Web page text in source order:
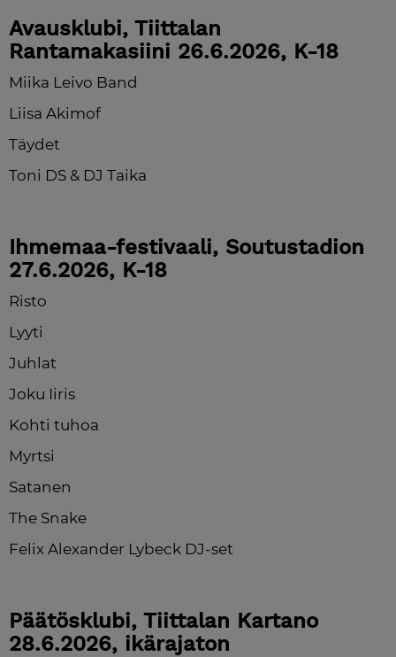
Avausklubi, Tiittalan
Rantamakasiini 26.6.2026, K-18
Miika Leivo Band
Liisa Akimof
Täydet
Toni DS & DJ Taika
Ihmemaa-festivaali, Soutustadion
27.6.2026, K-18
Risto
Lyyti
Juhlat
Joku Iiris
Kohti tuhoa
Myrtsi
Satanen
The Snake
Felix Alexander Lybeck DJ-set
Päätösklubi, Tiittalan Kartano
28.6.2026, ikärajaton